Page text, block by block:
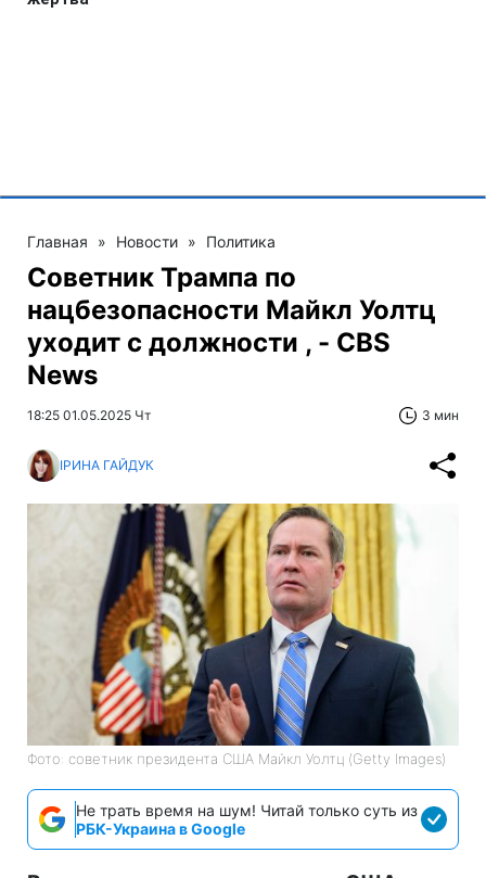
Главная » Новости » Политика
Советник Трампа по
нацбезопасности Майкл Уолтц
уходит с должности , - CBS
News
18:25 01.05.2025 Чт 3 мин
ІРИНА ГАЙДУК
Фото: советник президента США Майкл Уолтц (Getty Images)
Не трать время на шум! Читай только суть из
РБК-Украина в Google